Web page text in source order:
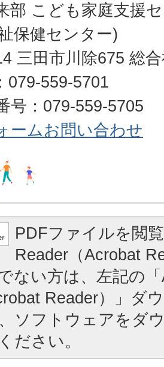
部 こども家庭支援
保健センター)
三田市川除675 総
079-559-5701
号：079-559-5705
ームお問い合わせ
PDFファイルを閲
Reader（Acrobat
ない方は、左記の
Reader）」ダ
ソフトウェアをダ
ださい。